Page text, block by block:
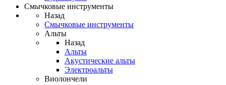
Смычковые инструменты
Назад
Смычковые инструменты
Альты
Назад
Альты
Акустические альты
Электроальты
Виолончели